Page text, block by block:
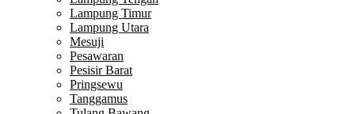
Lampung Timur
Lampung Utara
Mesuji
Pesawaran
Pesisir Barat
Pringsewu
Tanggamus